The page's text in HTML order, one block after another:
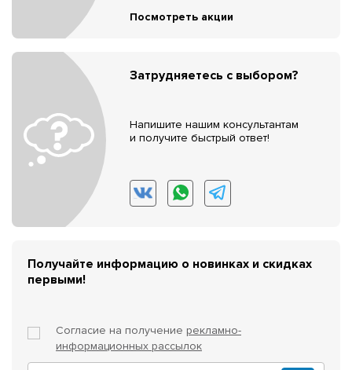
Посмотреть акции
Затрудняетесь с выбором?
Напишите нашим консультантам
и получите быстрый ответ!
Получайте информацию о новинках и скидках
первыми!
Согласие на получение рекламно-
информационных рассылок